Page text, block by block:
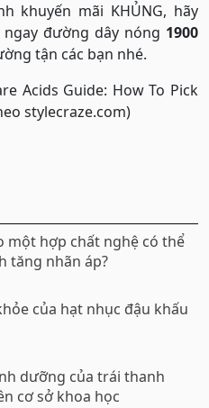
khuyến mãi KHỦNG, hãy
đường dây nóng 1900
tận các bạn nhé.
Acids Guide: How To Pick
stylecraze.com)
một hợp chất nghệ có thể
tăng nhãn áp?
của hạt nhục đậu khấu
dưỡng của trái thanh
cơ sở khoa học